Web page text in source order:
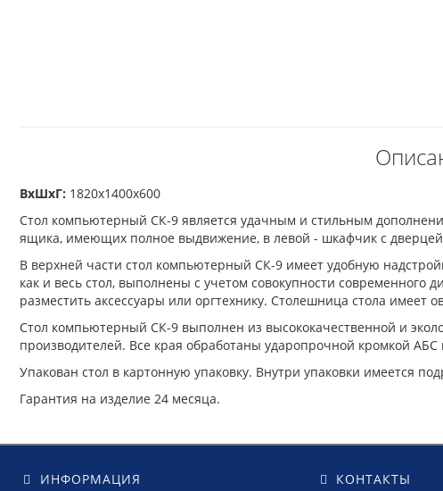
ВхШхГ: 1820х1400х600
Стол компьютерный СК-9 является удачным и стильным
ящика, имеющих полное выдвижение, в левой - шкафчик с
В верхней части стол компьютерный СК-9 имеет удобную
как и весь стол, выполнены с учетом совокупности
разместить аксессуары или оргтехнику. Столешница стола
Стол компьютерный СК-9 выполнен из высококачественной и
производителей. Все края обработаны ударопрочной кромкой АБС
Упакован стол в картонную упаковку. Внутри упаковки имеется
Гарантия на изделие 24 месяца.
ИНФОРМАЦИЯ КОНТАКТЫ